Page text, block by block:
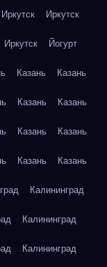
Иркутск Иркутск
Иркутск Йогурт
Казань Казань
Казань Казань
Казань Казань
Казань Казань
Калининград
Калининград
Калининград